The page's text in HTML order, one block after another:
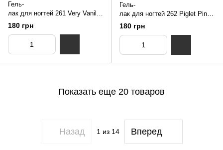
Гель-
лак для ногтей 261 Very Vanilla
NUB 8 мл
180 грн
Гель-
лак для ногтей 262 Piglet Pink
NUB 8 мл
180 грн
Показать еще 20 товаров
Назад 1из 14 Вперед